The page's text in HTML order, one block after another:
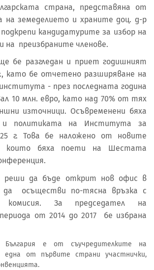
страна, представяна от
на земеделието и храните доц. д-р
кандидатурите за избор на
на преизбраните членове.
бе разгледан и приет годишният
като бе отчетено разширяване на
- през последната година
10 млн. евро, като над 70% от тях
източници. Осъвременени бяха
и политиката на Института за
г. Това бе наложено от новите
които бяха поети на Шестата
реши да бъде открит нов офис в
да осъществи по-тясна връзка с
комисия. За председател на
от 2014 до 2017 бе избрана
България е от съучредителките на
от първите страни участнички,